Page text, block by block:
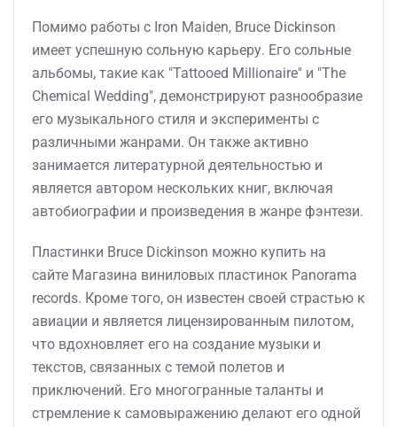
Помимо работы с Iron Maiden, Bruce Dickinson
имеет успешную сольную карьеру. Его сольные
альбомы, такие как "Tattooed Millionaire" и "The
Chemical Wedding", демонстрируют разнообразие
его музыкального стиля и эксперименты с
различными жанрами. Он также активно
занимается литературной деятельностью и
является автором нескольких книг, включая
автобиографии и произведения в жанре фэнтези.
Пластинки Bruce Dickinson можно купить на
сайте Магазина виниловых пластинок Panorama
records. Кроме того, он известен своей страстью к
авиации и является лицензированным пилотом,
что вдохновляет его на создание музыки и
текстов, связанных с темой полетов и
приключений. Его многогранные таланты и
стремление к самовыражению делают его одной